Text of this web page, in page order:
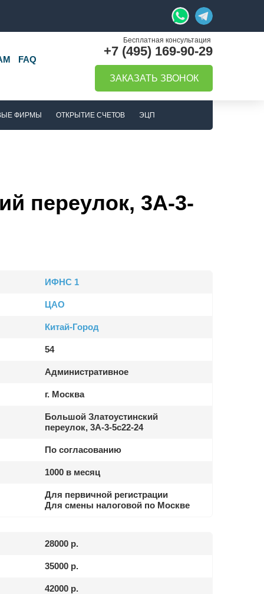
FAQ
+7 (495) 169-90-29
ЗАКАЗАТЬ ЗВОНОК
ФИРМЫ ОТКРЫТИЕ СЧЕТОВ ЭЦП
переулок, 3А-3-
ИФНС 1
ЦАО
Китай-Город
54
Административное
г. Москва
Большой Златоустинский
переулок, 3А-3-5с22-24
По согласованию
1000 в месяц
Для первичной регистрации
Для смены налоговой по Москве
28000 р.
35000 р.
42000 р.